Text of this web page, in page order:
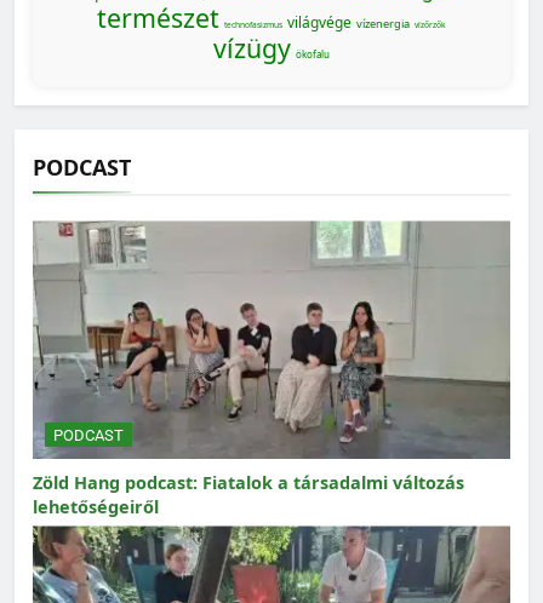
természet technofasizmus világvége vízenergia vízőrzők
vízügy ökofalu
PODCAST
PODCAST
Zöld Hang podcast: Fiatalok a társadalmi változás
lehetőségeiről